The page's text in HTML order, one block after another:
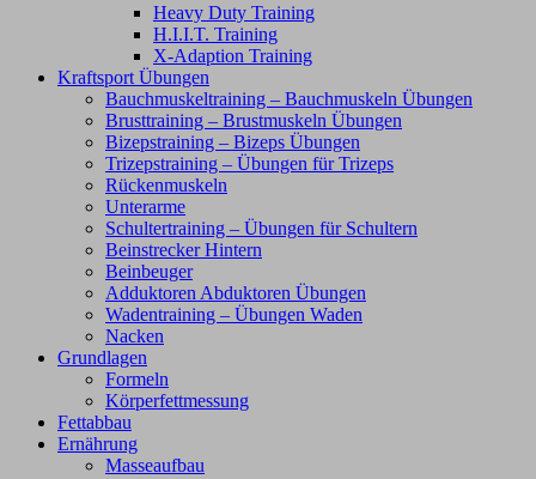
Heavy Duty Training
H.I.I.T. Training
X-Adaption Training
Kraftsport Übungen
Bauchmuskeltraining – Bauchmuskeln Übungen
Brusttraining – Brustmuskeln Übungen
Bizepstraining – Bizeps Übungen
Trizepstraining – Übungen für Trizeps
Rückenmuskeln
Unterarme
Schultertraining – Übungen für Schultern
Beinstrecker Hintern
Beinbeuger
Adduktoren Abduktoren Übungen
Wadentraining – Übungen Waden
Nacken
Grundlagen
Formeln
Körperfettmessung
Fettabbau
Ernährung
Masseaufbau